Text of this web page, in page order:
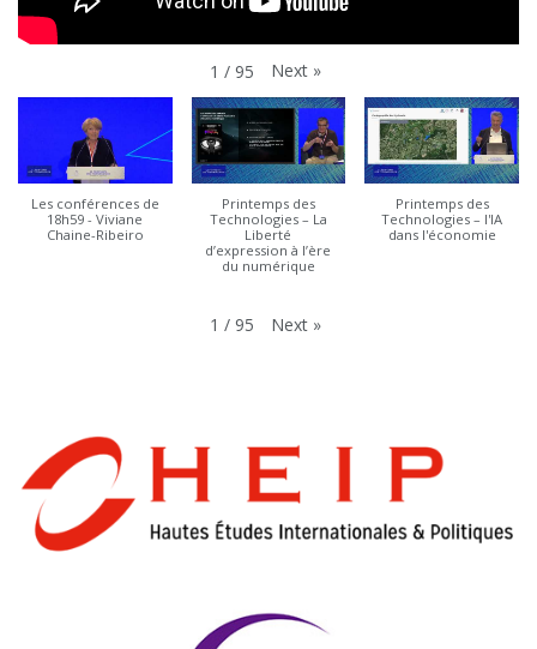
1 / 95 Next »
Les conférences de
18h59 - Viviane
Chaine-Ribeiro
Printemps des
Technologies – La
Liberté
d’expression à l’ère
du numérique
Printemps des
Technologies – l'IA
dans l'économie
1 / 95 Next »